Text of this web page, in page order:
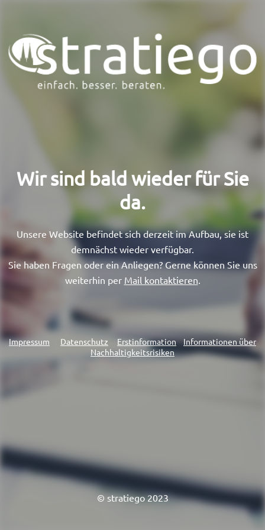
Wir sind bald wieder für Sie
da.​
Unsere Website befindet sich derzeit im Aufbau, sie ist
demnächst wieder verfügbar.
Sie haben Fragen oder ein Anliegen? Gerne können Sie uns
weiterhin per Mail kontaktieren.
Impressum Datenschutz Erstinformation
Informationen über
Nachhaltigkeitsrisiken
© stratiego 2023